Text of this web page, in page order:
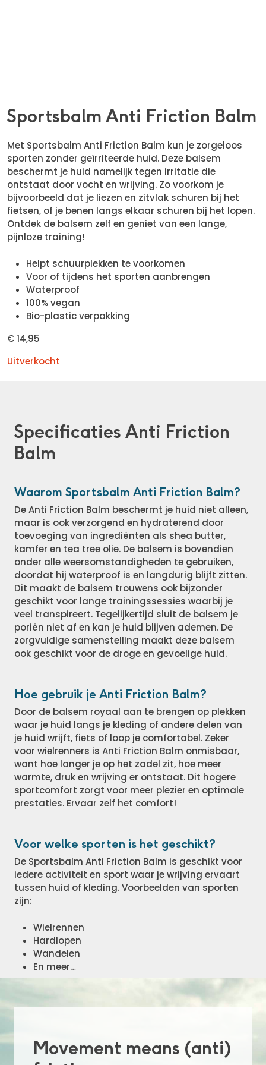
Sportsbalm Anti Friction Balm
Met Sportsbalm Anti Friction Balm kun je zorgeloos
sporten zonder geïrriteerde huid. Deze balsem
beschermt je huid namelijk tegen irritatie die
ontstaat door vocht en wrijving. Zo voorkom je
bijvoorbeeld dat je liezen en zitvlak schuren bij het
fietsen, of je benen langs elkaar schuren bij het lopen.
Ontdek de balsem zelf en geniet van een lange,
pijnloze training!
Helpt schuurplekken te voorkomen
Voor of tijdens het sporten aanbrengen
Waterproof
100% vegan
Bio-plastic verpakking
€14,95
Uitverkocht
Specificaties Anti Friction
Balm
Waarom Sportsbalm Anti Friction Balm?
De Anti Friction Balm beschermt je huid niet alleen,
maar is ook verzorgend en hydraterend door
toevoeging van ingrediënten als shea butter,
kamfer en tea tree olie. De balsem is bovendien
onder alle weersomstandigheden te gebruiken,
doordat hij waterproof is en langdurig blijft zitten.
Dit maakt de balsem trouwens ook bijzonder
geschikt voor lange trainingssessies waarbij je
veel transpireert. Tegelijkertijd sluit de balsem je
poriën niet af en kan je huid blijven ademen. De
zorgvuldige samenstelling maakt deze balsem
ook geschikt voor de droge en gevoelige huid.
Hoe gebruik je Anti Friction Balm?
Door de balsem royaal aan te brengen op plekken
waar je huid langs je kleding of andere delen van
je huid wrijft, fiets of loop je comfortabel. Zeker
voor wielrenners is Anti Friction Balm onmisbaar,
want hoe langer je op het zadel zit, hoe meer
warmte, druk en wrijving er ontstaat. Dit hogere
sportcomfort zorgt voor meer plezier en optimale
prestaties. Ervaar zelf het comfort!
Voor welke sporten is het geschikt?
De Sportsbalm Anti Friction Balm is geschikt voor
iedere activiteit en sport waar je wrijving ervaart
tussen huid of kleding. Voorbeelden van sporten
zijn:
Wielrennen
Hardlopen
Wandelen
En meer…
Movement means (anti)